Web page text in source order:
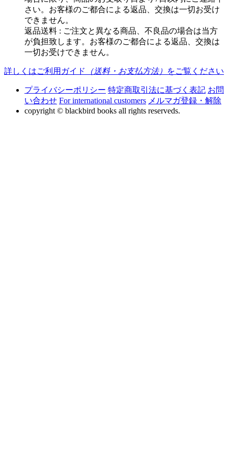
さい。お客様のご都合による返品、交換は一切お受け
できません。
返品送料 : ご注文と異なる商品、不良品の場合は当方
が負担致します。お客様のご都合による返品、交換は
一切お受けできません。
詳しくはご利用ガイド （送料・お支払方法） をご覧ください
プライバシーポリシー 特定商取引法に基づく表記 お問
い合わせ For international customers メルマガ登録・解除
copyright © blackbird books all rights reserveds.